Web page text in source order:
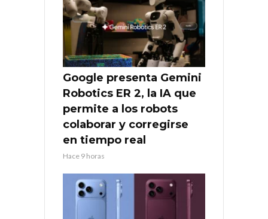
Google presenta Gemini
Robotics ER 2, la IA que
permite a los robots
colaborar y corregirse
en tiempo real
Hace 9 horas